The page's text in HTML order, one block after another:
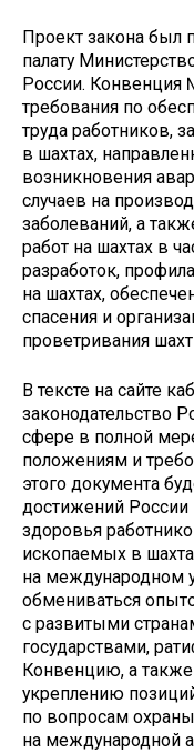
Проект закона
палату
России.
требования по
труда работников,
в шахтах,
возникновения
случаев на
заболеваний, а
работ на шахтах в
разработок,
на шахтах,
спасения и
проветривания
В тексте на сайте
законодательство
сфере в полной
положениям и
этого документа
достижений
здоровья
ископаемых в
на международном
обмениваться
с развитыми
государствами,
Конвенцию, а также
укреплению
по вопросам
на международной